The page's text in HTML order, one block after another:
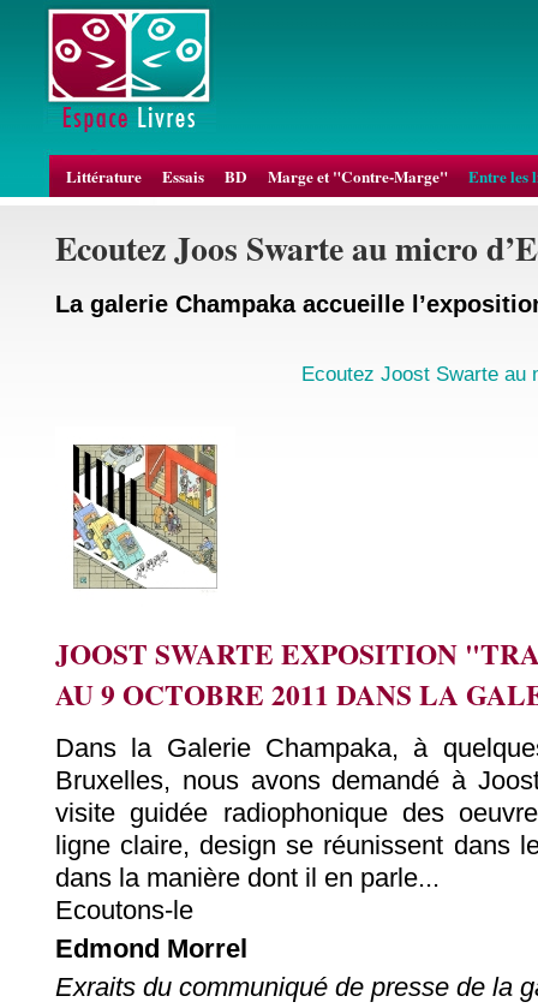
Littérature Essais BD Marge et "Contre-Marge" Entre les
Ecoutez Joos Swarte au micro
La galerie Champaka accueille
Ecoutez Joost Swarte au
JOOST SWARTE EXPOSITION
AU 9 OCTOBRE 2011 DANS LA
Dans la Galerie Champaka, à
Bruxelles, nous avons demandé à
visite guidée radiophonique des
ligne claire, design se réunissent dans
dans la manière dont il en parle...
Ecoutons-le
Edmond Morrel
Exraits du communiqué de presse de la